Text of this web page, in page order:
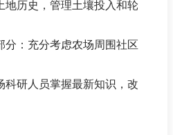
地历史，管理土壤投入和轮
分：充分考虑农场周围社区
科研人员掌握最新知识，改